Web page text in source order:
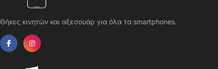
Θήκες κινητών και αξεσουάρ για όλα τα smartphones.